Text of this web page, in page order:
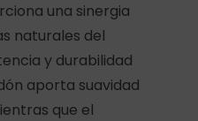
una sinergia
naturales del
y durabilidad
aporta suavidad
que el